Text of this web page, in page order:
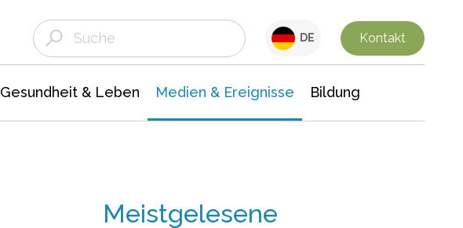
DE Kontakt
Gesundheit & Leben Medien & Ereignisse Bildung
Meistgelesene